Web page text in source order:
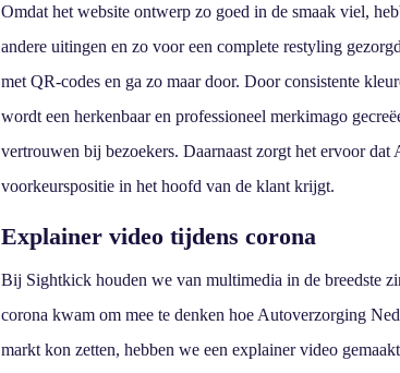
Omdat het website ontwerp zo goed in de smaak viel,
andere uitingen en zo voor een complete restyling
met QR-codes en ga zo maar door. Door consistente
wordt een herkenbaar en professioneel merkimago
vertrouwen bij bezoekers. Daarnaast zorgt het ervoor dat
voorkeurspositie in het hoofd van de klant krijgt.
Explainer video tijdens corona
Bij Sightkick houden we van multimedia in de breedste
corona kwam om mee te denken hoe Autoverzorging
markt kon zetten, hebben we een explainer video